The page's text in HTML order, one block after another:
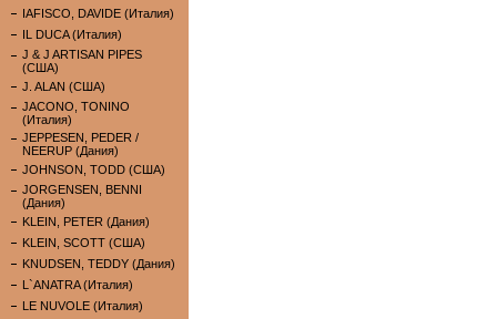
IAFISCO, DAVIDE (Италия)
IL DUCA (Италия)
J & J ARTISAN PIPES
(США)
J. ALAN (США)
JACONO, TONINO
(Италия)
JEPPESEN, PEDER /
NEERUP (Дания)
JOHNSON, TODD (США)
JORGENSEN, BENNI
(Дания)
KLEIN, PETER (Дания)
KLEIN, SCOTT (США)
KNUDSEN, TEDDY (Дания)
L`ANATRA (Италия)
LE NUVOLE (Италия)